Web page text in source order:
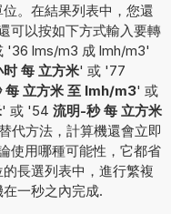
。在結果列表中，您還
可以按如下方式輸入要轉
'36 lms/m3 成 lmh/m3'
每 立方米' 或 '77
每 立方米 至 lmh/m3' 或
' 或 '54 流明-秒 每 立方米
代方法，計算機還會立即
使用哪種可能性，它都省
長選列表中，進行繁複
一秒之內完成.